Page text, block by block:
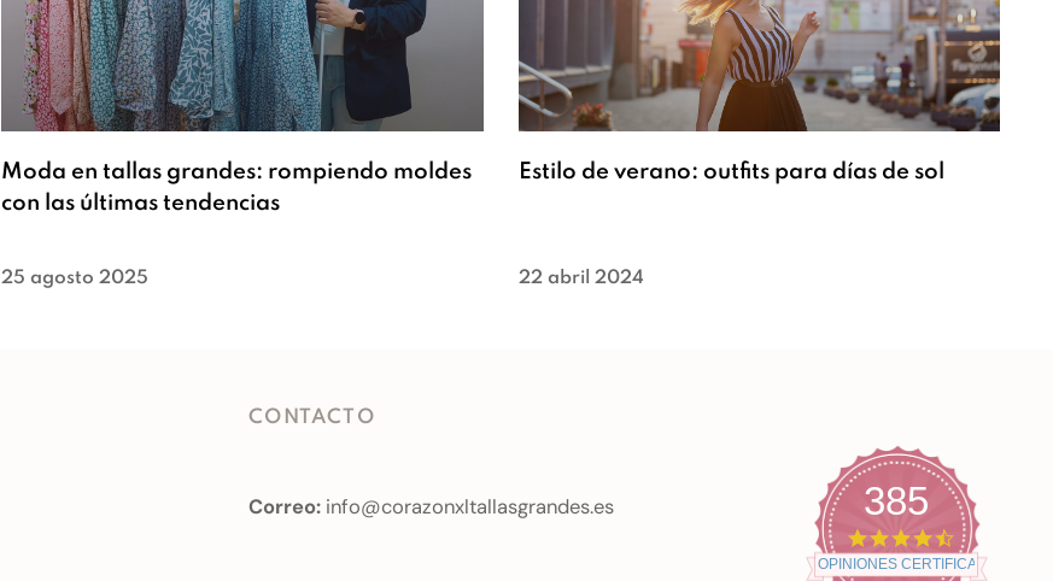
Moda en tallas grandes: rompiendo moldes
con las últimas tendencias
25 agosto 2025
Estilo de verano: outfits para días de sol
22 abril 2024
CONTACTO
Correo: info@corazonxltallasgrandes.es 385
4
.
7
OPINIONES CERTIFICADAS